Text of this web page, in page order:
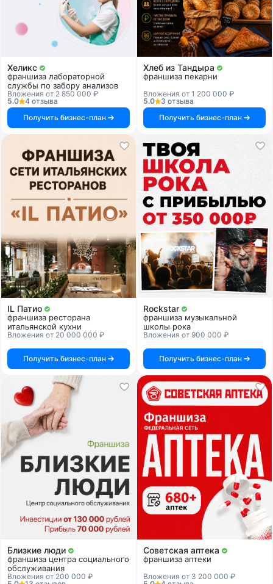
Хеликс
франшиза лабораторной
службы по забору анализов
Вложения от 2 850 000 ₽
5.0
4 отзыва
Получить бизнес-план
Хлеб из Тандыра
франшиза пекарни
Вложения от 1 200 000 ₽
5.0
3 отзыва
Получить бизнес-план
IL Патио
франшиза ресторана
итальянской кухни
Вложения от 20 000 000 ₽
Получить бизнес-план
Rockstar
франшиза музыкальной
школы рока
Вложения от 900 000 ₽
Получить бизнес-план
Близкие люди
франшиза центра социального
обслуживания
Вложения от 200 000 ₽
Советская аптека
франшиза аптеки
Вложения от 3 200 000 ₽